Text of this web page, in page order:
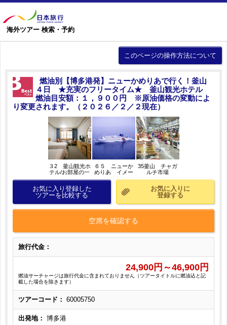
海外ツアー 検索・予約
このページの操作方法について
燃油別【博多港発】ニューかめりあで行く！釜山
４日 ★充実のフリータイム★ 釜山観光ホテル
燃油目安額：１，９００円 ※原油価格の変動によ
り変更されます。（２０２６／２／２現在）
３2 釜山観光ホ
テル/お部屋の一
６５ ニューか
めりあ イメー
35釜山 チャガ
ルチ市場
お気に入り登録した
ツアーを比較する
お気に入りに
登録する
空席を確認する
旅行代金：
24,900 円～46,900 円
燃油サーチャージは旅行代金に含まれておりません（ツアータイトルに燃油込と記
載した場合を除きます）
ツアーコード： 60005750
出発地： 博多港